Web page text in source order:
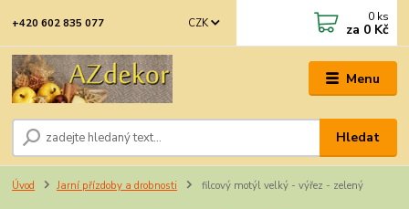
Menu
CZK
Hledat
+420 602 835 077 0 ks
za 0 Kč
Úvod Jarní přízdoby a drobnosti filcový motýl velký - výřez - zelený